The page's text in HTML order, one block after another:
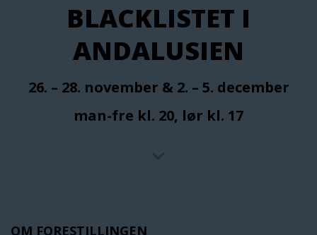
BLACKLISTET I
ANDALUSIEN
26. – 28. november & 2. – 5. december
man-fre kl. 20, lør kl. 17
OM FORESTILLINGEN